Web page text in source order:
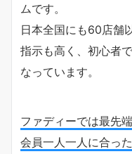
ムです。
日本全国にも60店舗
指示も高く、初心者
なっています。
ファディーでは最先
会員一人一人に合っ